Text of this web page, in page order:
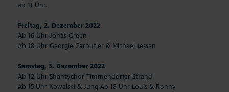
ab 11 Uhr.
Freitag, 2. Dezember 2022
Ab 16 Uhr Jonas Green
Ab 18 Uhr Georgie Carbutler & Michael Jessen
Samstag, 3. Dezember 2022
Ab 12 Uhr Shantychor Timmendorfer Strand
Ab 15 Uhr Kowalski & Jung Ab 18 Uhr Louis & Ronny